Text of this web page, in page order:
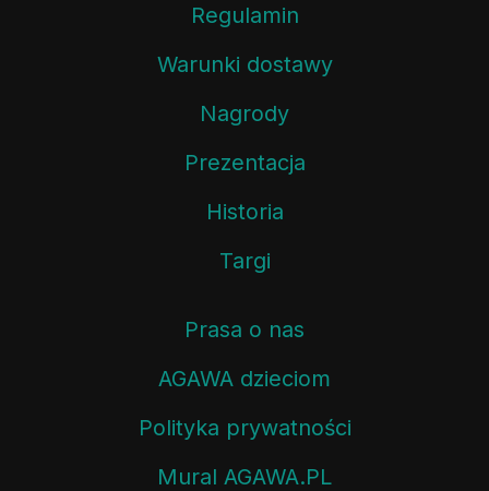
Regulamin
Warunki dostawy
Nagrody
Prezentacja
Historia
Targi
Prasa o nas
AGAWA dzieciom
Polityka prywatności
Mural AGAWA.PL